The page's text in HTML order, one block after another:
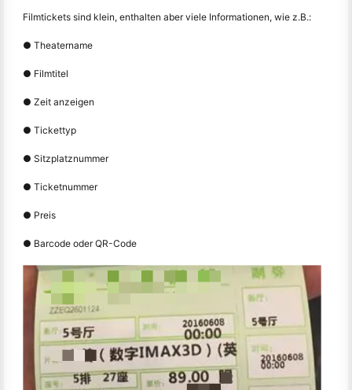
Filmtickets sind klein, enthalten aber viele Informationen, wie z.B.:
● Theatername
● Filmtitel
● Zeit anzeigen
● Tickettyp
● Sitzplatznummer
● Ticketnummer
● Preis
● Barcode oder QR-Code